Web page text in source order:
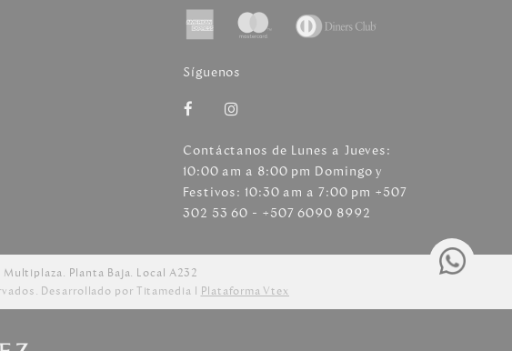
Síguenos
Contáctanos de Lunes a Jueves:
10:00 am a 8:00 pm Domingo y
Festivos: 10:30 am a 7:00 pm +507
302 53 60 - +507 6090 8992
Planta Baja. Local A232
Desarrollado por Titamedia l Plataforma Vtex